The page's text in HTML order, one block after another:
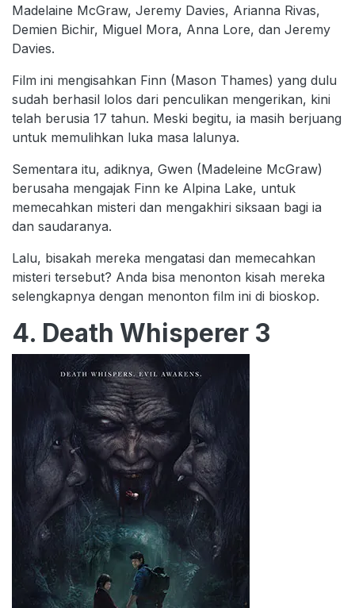
Madelaine McGraw, Jeremy Davies, Arianna Rivas,
Demien Bichir, Miguel Mora, Anna Lore, dan Jeremy
Davies.
Film ini mengisahkan Finn (Mason Thames) yang dulu
sudah berhasil lolos dari penculikan mengerikan, kini
telah berusia 17 tahun. Meski begitu, ia masih berjuang
untuk memulihkan luka masa lalunya.
Sementara itu, adiknya, Gwen (Madeleine McGraw)
berusaha mengajak Finn ke Alpina Lake, untuk
memecahkan misteri dan mengakhiri siksaan bagi ia
dan saudaranya.
Lalu, bisakah mereka mengatasi dan memecahkan
misteri tersebut? Anda bisa menonton kisah mereka
selengkapnya dengan menonton film ini di bioskop.
4. Death Whisperer 3